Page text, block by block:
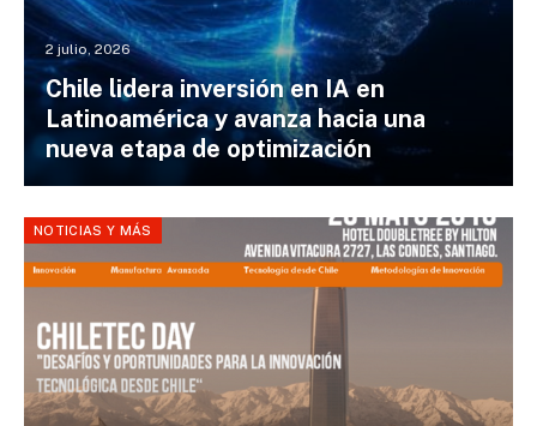
2 julio, 2026
Chile lidera inversión en IA en
Latinoamérica y avanza hacia una
nueva etapa de optimización
NOTICIAS Y MÁS